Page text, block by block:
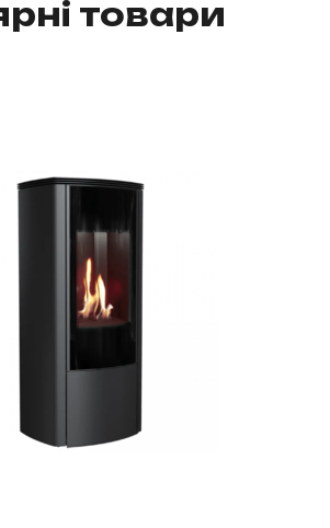
товари